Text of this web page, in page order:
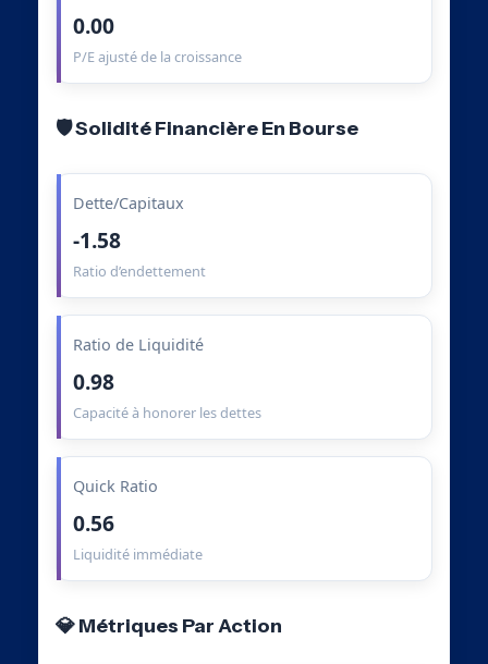
0.00
P/E ajusté de la croissance
🛡️ Solidité Financière En Bourse
Dette/Capitaux
-1.58
Ratio d’endettement
Ratio de Liquidité
0.98
Capacité à honorer les dettes
Quick Ratio
0.56
Liquidité immédiate
💎 Métriques Par Action